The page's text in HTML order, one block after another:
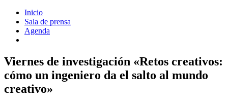
Inicio
Sala de prensa
Agenda
Viernes de investigación «Retos creativos:
cómo un ingeniero da el salto al mundo
creativo»